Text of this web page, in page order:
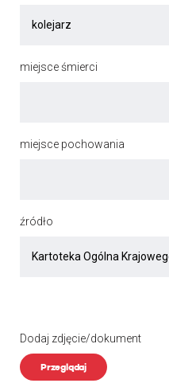
miejsce śmierci
miejsce pochowania
źródło
Dodaj zdjęcie/dokument
Przeglądaj